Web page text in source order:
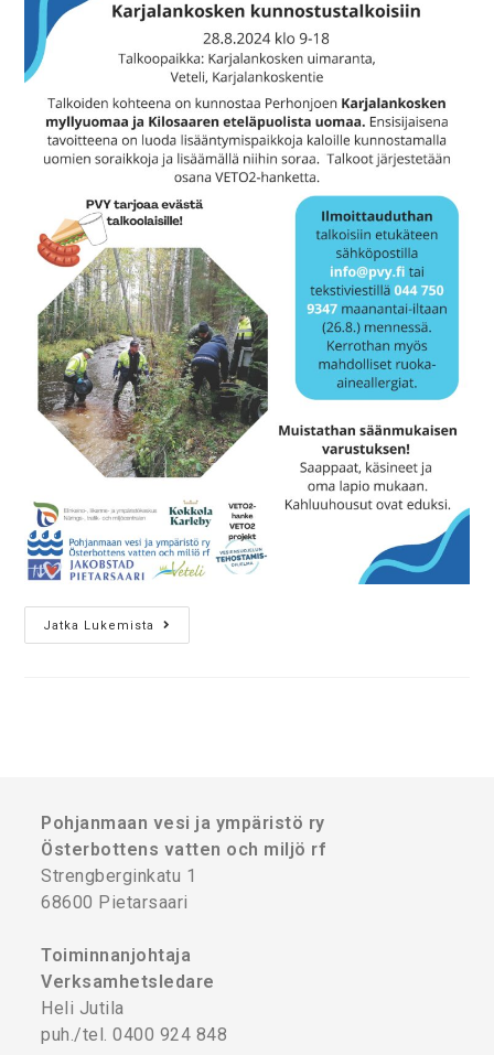
Jatka Lukemista
Pohjanmaan vesi ja ympäristö ry
Österbottens vatten och miljö rf
Strengberginkatu 1
68600 Pietarsaari
Toiminnanjohtaja
Verksamhetsledare
Heli Jutila
puh./tel. 0400 924 848